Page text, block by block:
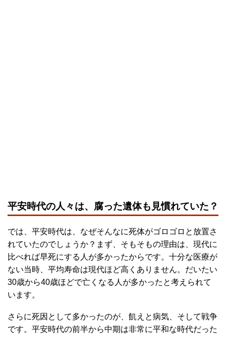
平安時代の人々は、腐った遺体も見慣れていた？
では、平安時代は、なぜそんなに死体がゴロゴロと放置さ
れていたのでしょうか？まず、そもそもの理由は、現代に
比べれば早死にする人が多かったからです。十分な医療が
ない当時、平均寿命は現代ほど高くありません。だいたい
30歳から40歳ほどで亡くなる人が多かったと考えられて
います。
さらに死因として多かったのが、飢えと病気、そして戦争
です。平安時代の前半から中期は非常に平和な時代だった